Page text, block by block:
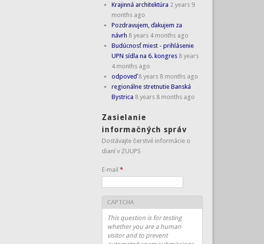
Krajinná architektúra 2 years 9
months ago
Pozdravujem, ďakujem za
návrh 8 years 4 months ago
Budúcnosť miest - prihlásenie
UPN sídla na 6. kongres 8 years
4 months ago
odpoveď 8 years 8 months ago
regionálne stretnutie Banská
Bystrica 8 years 8 months ago
Zasielanie
informačných správ
Dostávajte čerstvé informácie o
dianí v ZUUPS
E-mail *
CAPTCHA
This question is for testing
whether you are a human
visitor and to prevent